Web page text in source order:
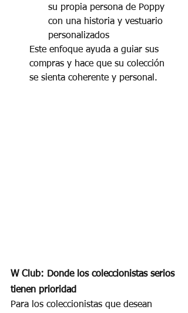
su propia persona de Poppy
con una historia y vestuario
personalizados
Este enfoque ayuda a guiar sus
compras y hace que su colección
se sienta coherente y personal.
W Club: Donde los coleccionistas serios
tienen prioridad
Para los coleccionistas que desean